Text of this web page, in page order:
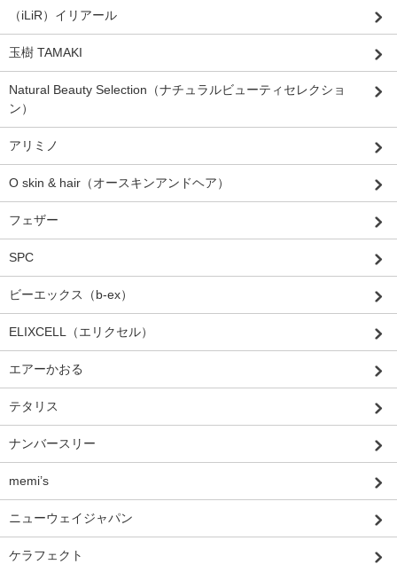
（iLiR）イリアール
玉樹 TAMAKI
Natural Beauty Selection（ナチュラルビューティセレクショ
ン）
アリミノ
O skin & hair（オースキンアンドヘア）
フェザー
SPC
ビーエックス（b-ex）
ELIXCELL（エリクセル）
エアーかおる
テタリス
ナンバースリー
memi’s
ニューウェイジャパン
ケラフェクト